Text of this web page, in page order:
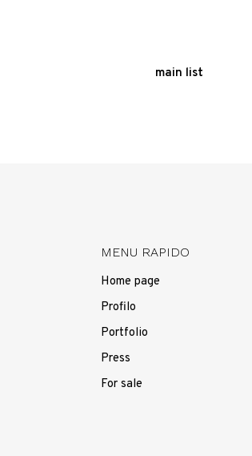
main list
MENU RAPIDO
Home page
Profilo
Portfolio
Press
For sale